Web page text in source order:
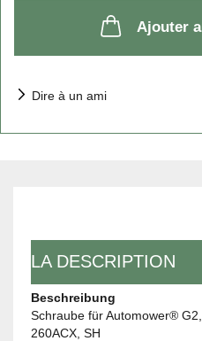
Ajouter
Dire à un ami
LA DESCRIPTION
Beschreibung
Schraube für Automower®
260ACX, SH